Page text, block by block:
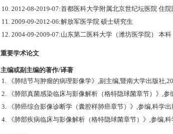
10. 2012-08-2019-07:首都医科大学附属北京世纪坛医院 住
11. 2009-09-2012-06:解放军医学院 硕士研究生
12. 2004-09-2009-07:山东第二医科大学（潍坊医学院） 本科
重要学术论文
主编或副主编的著作/译著
1. 《肺结节与肿瘤的病理影像学》,副主编,暨南大学出版社
2. 《肺部真菌感染临床与影像解析（格特隐球菌章节）》,参
3. 《肺癌综合影像诊断学（囊腔样肺癌章节）》,参编,科学出
4. 《肺部疾病临床与影像解析（格特隐球菌章节）》,参编,科